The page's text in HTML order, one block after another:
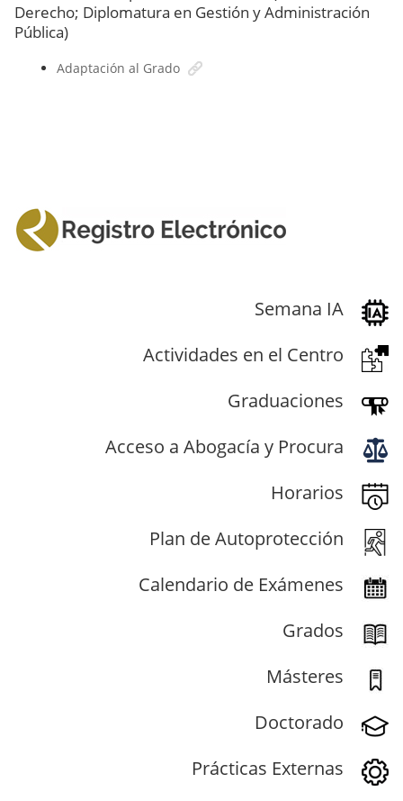
Derecho; Diplomatura en Gestión y Administración
Pública)
Adaptación al Grado
Semana IA
Actividades en el Centro
Graduaciones
Acceso a Abogacía y Procura
Horarios
Plan de Autoprotección
Calendario de Exámenes
Grados
Másteres
Doctorado
Prácticas Externas